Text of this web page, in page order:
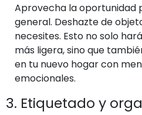
Aprovecha la oportunidad
general. Deshazte de
necesites. Esto no solo
más ligera, sino que
en tu nuevo hogar con
emocionales.
3. Etiquetado y